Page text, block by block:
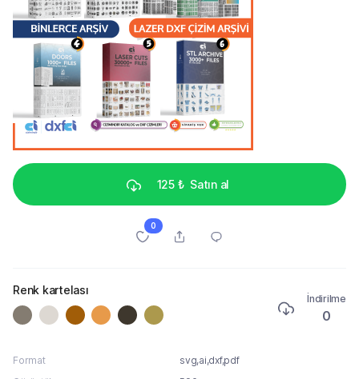
125 ₺ Satın al
0
Renk kartelası
İndirilme
0
Format
svg,ai,dxf,pdf